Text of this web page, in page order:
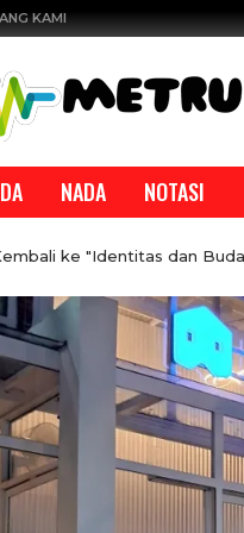
KAMI
NADA NOTASI
ke "Identitas dan
REPORTASE